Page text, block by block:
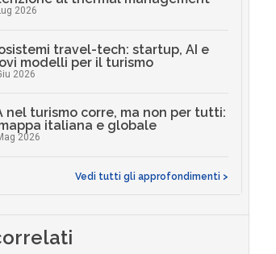
2026
travel-tech: startup, AI e
modelli per il turismo
2026
nel turismo corre, ma non per tutti:
italiana e globale
2026
Vedi tutti gli approfondimenti >